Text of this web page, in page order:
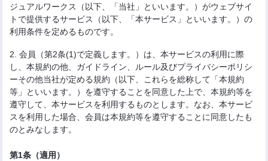
ジュアルワークス（以下、「当社」といいます。）がウェブサイ
トで提供するサービス（以下、「本サービス」といいます。）の
利用条件を定めるものです。
2. 会員（第2条(1)で定義します。）は、本サービスの利用に際
し、本規約の他、ガイドライン、ルール及びプライバシーポリシ
ーその他当社が定める規約（以下、これらを総称して「本規約
等」といいます。）を遵守することを同意した上で、本規約等を
遵守して、本サービスを利用するものとします。なお、本サービ
スを利用した場合、会員は本規約等を遵守することに同意したも
のとみなします。
第1条（適用）